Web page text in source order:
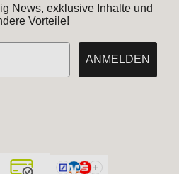
News, exklusive Inhalte und
Vorteile!
ANMELDEN